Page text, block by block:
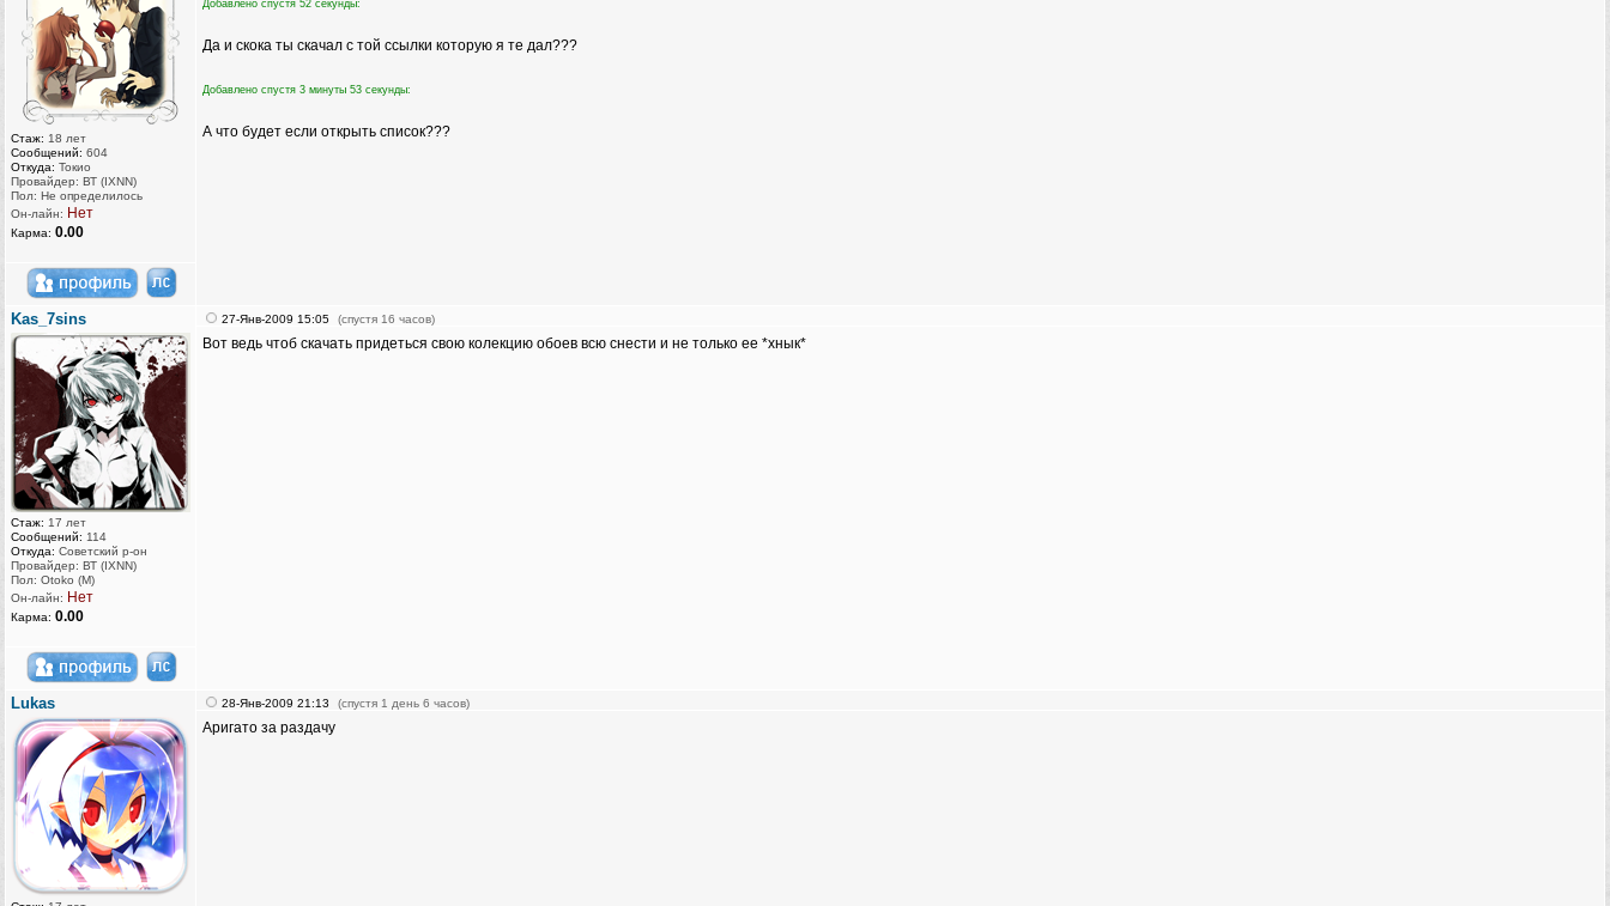
Стаж: 18 лет
Сообщений: 604
Откуда: Токио
Провайдер: ВТ (IXNN)
Пол: Не определилось
Он-лайн: Нет
Карма: 0.00
Добавлено спустя 52 секунды:
Да и скока ты скачал с той ссылки которую я те дал???
Добавлено спустя 3 минуты 53 секунды:
А что будет если открыть список???
Kas_7sins
Стаж: 17 лет
Сообщений: 114
Откуда: Советский р-он
Провайдер: ВТ (IXNN)
Пол: Otoko (M)
Он-лайн: Нет
Карма: 0.00
27-Янв-2009 15:05 (спустя 16 часов)
Вот ведь чтоб скачать придеться свою колекцию обоев всю снести и не только ее *хнык*
Lukas 28-Янв-2009 21:13 (спустя 1 день 6 часов)
Аригато за раздачу